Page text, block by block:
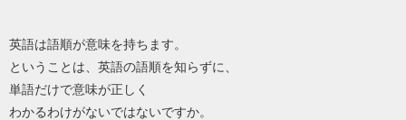
英語は語順が意味を持ちます。
ということは、英語の語順を知らずに、
単語だけで意味が正しく
わかるわけがないではないですか。